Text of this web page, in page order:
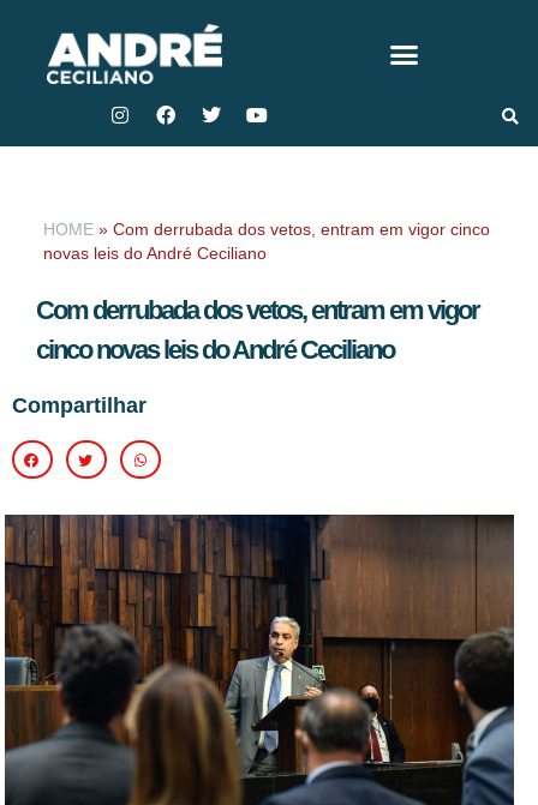
HOME » Com derrubada dos vetos, entram em vigor cinco
novas leis do André Ceciliano
Com derrubada dos vetos, entram em vigor
cinco novas leis do André Ceciliano
Compartilhar